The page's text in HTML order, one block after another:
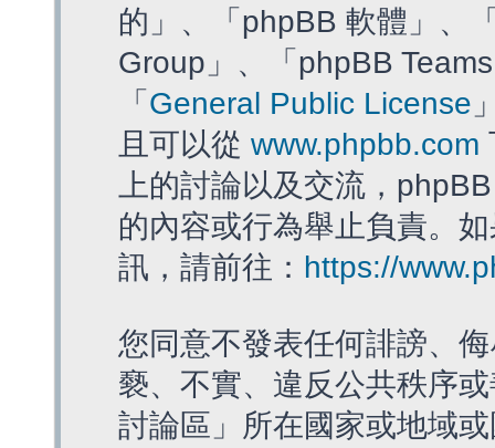
的」、「phpBB 軟體」、
Group」、「phpBB
「 General Public License
且可以從 www.phpbb.com
上的討論以及交流，
的內容或行為舉止負責。
訊，請前往： https://
您同意不發表任何誹謗、
褻、不實、違反公共秩序
討論區」所在國家或地域